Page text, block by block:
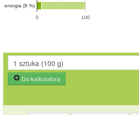
0 100
energia (9 %)
Do kalkulatora